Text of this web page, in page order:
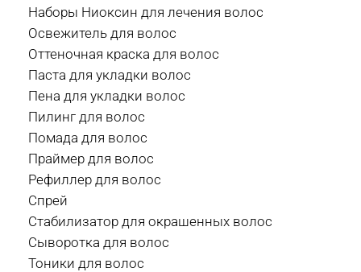
Наборы Ниоксин для лечения волос
Освежитель для волос
Оттеночная краска для волос
Паста для укладки волос
Пена для укладки волос
Пилинг для волос
Помада для волос
Праймер для волос
Рефиллер для волос
Спрей
Стабилизатор для окрашенных волос
Сыворотка для волос
Тоники для волос